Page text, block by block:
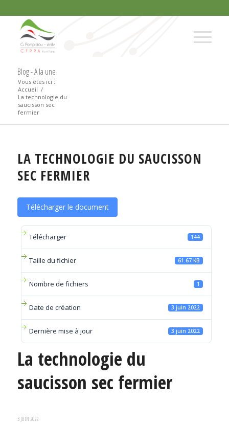
Blog - A la une
Vous êtes ici :
Accueil /
La technologie du
saucisson sec
fermier
LA TECHNOLOGIE DU SAUCISSON
SEC FERMIER
Télécharger le document
Télécharger 144
Taille du fichier 61.67 KB
Nombre de fichiers 1
Date de création 3 juin 2022
Dernière mise à jour 3 juin 2022
La technologie du
saucisson sec fermier
3 JUIN 2022